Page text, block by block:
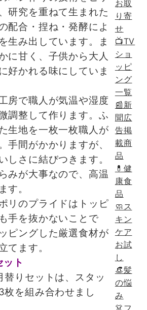
研究を重ねて生まれた
配合・捏ね・発酵によ
生み出しています。ま
に甘く、子供から大人
好かれる味にしていま
房で職人が気温や湿度
調整して作ります。ふ
生地を一枚一枚職人が
手間がかかりますが、
しさに結びつきます。
みが大事なので、高温
す。
リのプライドはトッピ
手を抜かないことで
ピングした厳選食材が
てます。
ト
りセットは、スタッ
枚を組み合わせまし
お取
り寄
せ
📺TV
ショ
ッピ
ング
一覧
📰新
聞広
告掲
載商
品
💊健
康食
品
🧼ス
キン
ケア
お試
し
👒髪
の悩
み
👗フ